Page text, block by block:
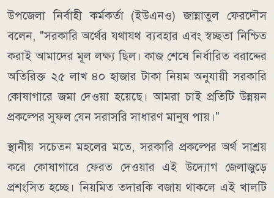
উপজেলা নির্বাহী কর্মকর্তা (ইউএনও) জান্নাতুল ফেরদৌস
বলেন, "সরকারি অর্থের যথাযথ ব্যবহার এবং স্বচ্ছতা নিশ্চিত
করাই আমাদের মূল লক্ষ্য ছিল। কাজ শেষে নির্ধারিত বরাদ্দের
অতিরিক্ত ২৫ লাখ ৪০ হাজার টাকা নিয়ম অনুযায়ী সরকারি
কোষাগারে জমা দেওয়া হয়েছে। আমরা চাই প্রতিটি উন্নয়ন
প্রকল্পের সুফল যেন সরাসরি সাধারণ মানুষ পায়।"
স্থানীয় সচেতন মহলের মতে, সরকারি প্রকল্পের অর্থ সাশ্রয়
করে কোষাগারে ফেরত দেওয়ার এই উদ্যোগ জেলাজুড়ে
প্রশংসিত হচ্ছে। নিয়মিত তদারকি বজায় থাকলে এই খালটি